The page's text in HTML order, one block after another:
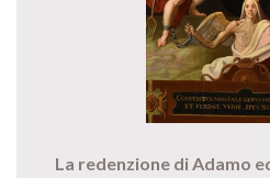
La redenzione di Adamo